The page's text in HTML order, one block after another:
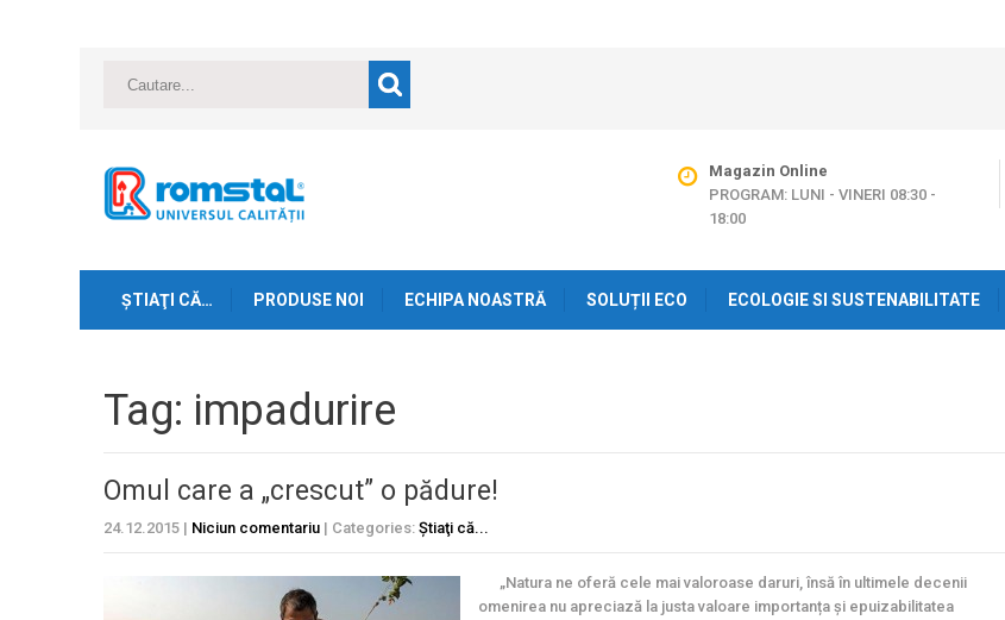
Magazin Online
PROGRAM: LUNI - VINERI 08:30 -
18:00
ŞTIAŢI CĂ… PRODUSE NOI ECHIPA NOASTRĂ SOLUȚII ECO ECOLOGIE SI SUSTENABILITATE
Tag: impadurire
Omul care a „crescut” o pădure!
24.12.2015 | Niciun comentariu | Categories: Ştiaţi că...
„Natura ne oferă cele mai valoroase daruri, însă în ultimele decenii
omenirea nu apreciază la justa valoare importanța și epuizabilitatea